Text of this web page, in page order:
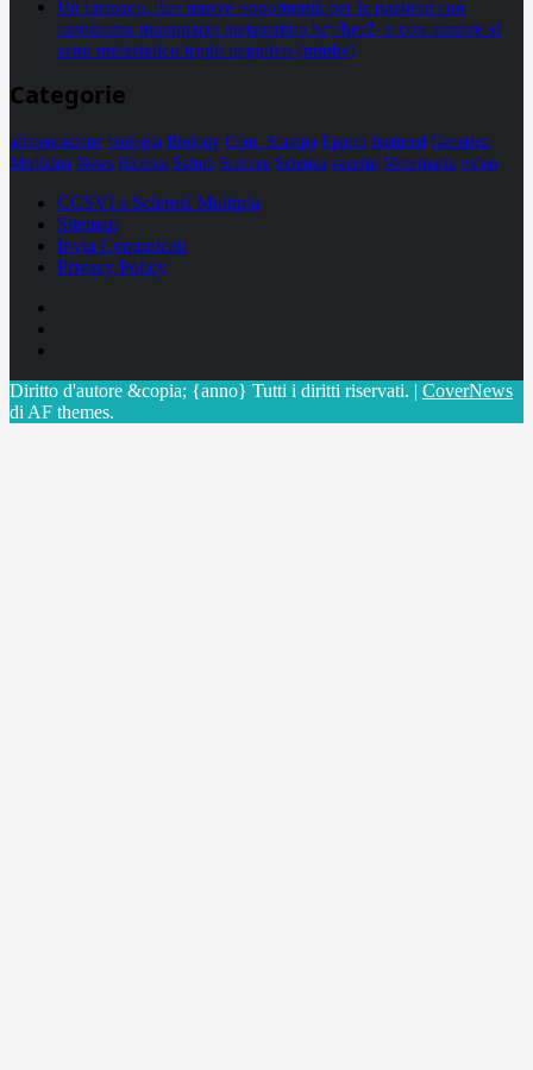
Un farmaco, due nuove opportunità per le pazienti con
carcinoma mammario metastatico hr+/her2- e con tumore al
seno metastatico triplo negativo (mtnbc)
Categorie
alimentazione biologia Biology Com. Stampa Epatiti featured Genetica
Medicina News Ricerca Salute Science Scienza vaccini Veterinaria video
CCSVI e Sclerosi Multipla
Sitemap
Invia Comunicati
Privacy Policy
Diritto d'autore &copia; {anno} Tutti i diritti riservati. | CoverNews
di AF themes.